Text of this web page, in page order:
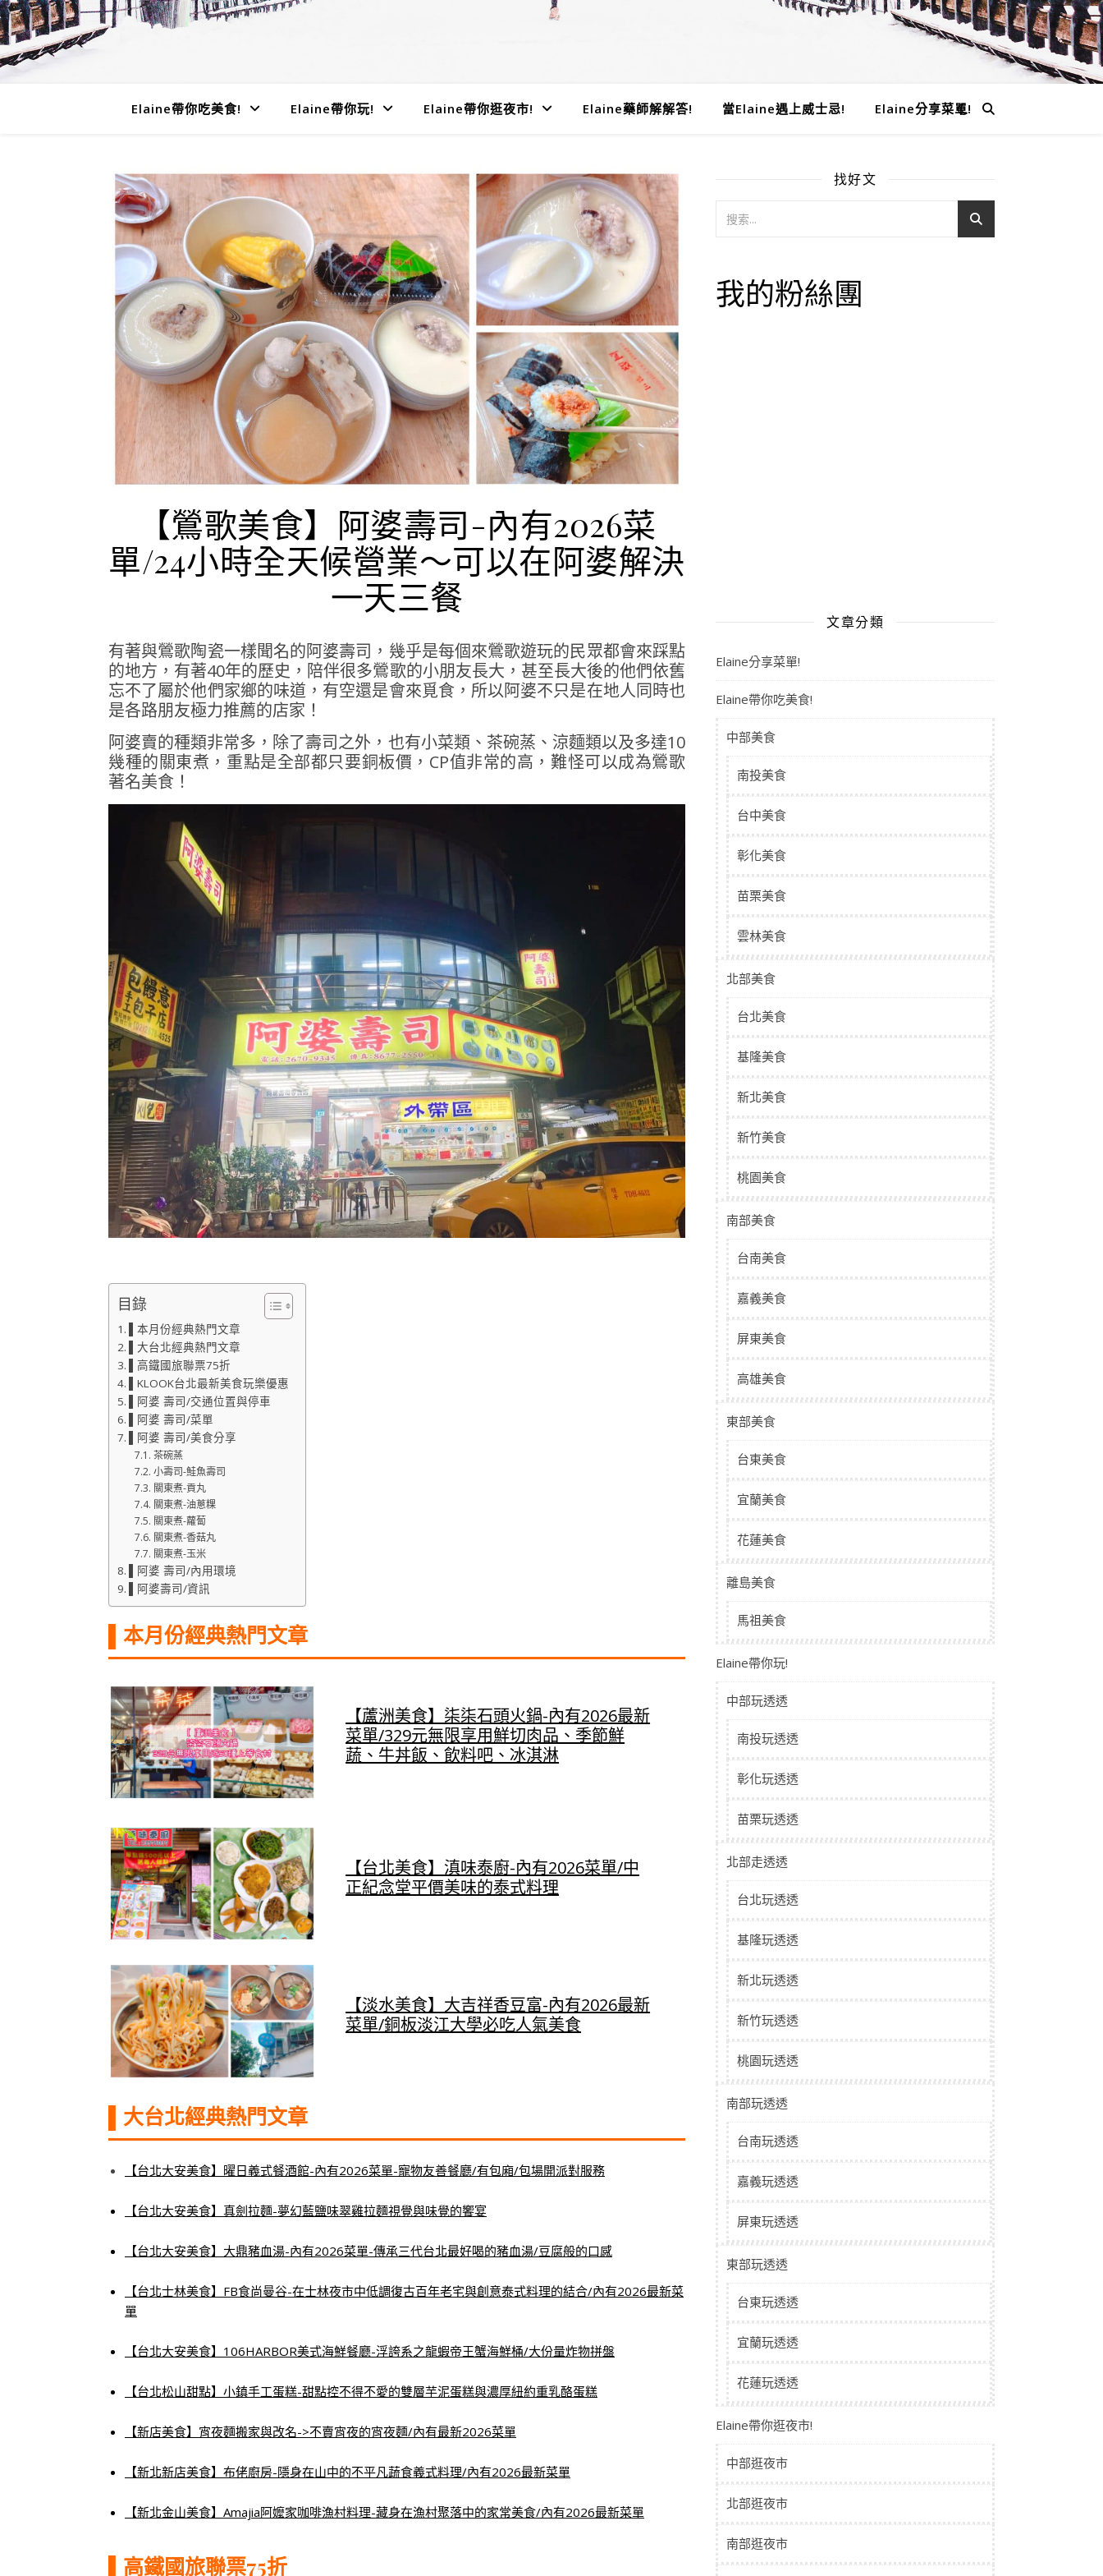
Elaine帶你吃美食! Elaine帶你玩! Elaine帶你逛夜市! Elaine藥師解解答! 當Elaine遇上威士忌! Elaine分享菜單!
【鶯歌美食】阿婆壽司-內有2026菜
單/24小時全天候營業～可以在阿婆解決
一天三餐
有著與鶯歌陶瓷一樣聞名的阿婆壽司，幾乎是每個來鶯歌遊玩的民眾都會來踩點
的地方，有著40年的歷史，陪伴很多鶯歌的小朋友長大，甚至長大後的他們依舊
忘不了屬於他們家鄉的味道，有空還是會來覓食，所以阿婆不只是在地人同時也
是各路朋友極力推薦的店家！
阿婆賣的種類非常多，除了壽司之外，也有小菜類、茶碗蒸、涼麵類以及多達10
幾種的關東煮，重點是全部都只要銅板價，CP值非常的高，難怪可以成為鶯歌
著名美食！
目錄
▌本月份經典熱門文章
▌大台北經典熱門文章
▌高鐵國旅聯票75折
▌KLOOK台北最新美食玩樂優惠
▌阿婆 壽司/交通位置與停車
▌阿婆 壽司/菜單
▌阿婆 壽司/美食分享
茶碗蒸
小壽司-鮭魚壽司
關東煮-貢丸
關東煮-油蔥粿
關東煮-蘿蔔
關東煮-香菇丸
關東煮-玉米
▌阿婆 壽司/內用環境
▌阿婆壽司/資訊
▌本月份經典熱門文章
【蘆洲美食】柒柒石頭火鍋-內有2026最新
菜單/329元無限享用鮮切肉品、季節鮮
蔬、牛丼飯、飲料吧、冰淇淋
【台北美食】滇味泰廚-內有2026菜單/中
正紀念堂平價美味的泰式料理
【淡水美食】大吉祥香豆富-內有2026最新
菜單/銅板淡江大學必吃人氣美食
▌大台北經典熱門文章
【台北大安美食】曜日義式餐酒館-內有2026菜單-寵物友善餐廳/有包廂/包場開派對服務
【台北大安美食】真劍拉麵-夢幻藍鹽味翠雞拉麵視覺與味覺的饗宴
【台北大安美食】大鼎豬血湯-內有2026菜單-傳承三代台北最好喝的豬血湯/豆腐般的口感
【台北士林美食】FB食尚曼谷-在士林夜市中低調復古百年老宅與創意泰式料理的結合/內有2026最新菜
單
【台北大安美食】106HARBOR美式海鮮餐廳-浮誇系之龍蝦帝王蟹海鮮桶/大份量炸物拼盤
【台北松山甜點】小鎮手工蛋糕-甜點控不得不愛的雙層芋泥蛋糕與濃厚紐約重乳酪蛋糕
【新店美食】宵夜麵搬家與改名->不賣宵夜的宵夜麵/內有最新2026菜單
【新北新店美食】布佬廚房-隱身在山中的不平凡蔬食義式料理/內有2026最新菜單
【新北金山美食】Amajia阿嬤家咖啡漁村料理-藏身在漁村聚落中的家常美食/內有2026最新菜單
▌高鐵國旅聯票75折
找好文
我的粉絲團
文章分類
Elaine分享菜單!
Elaine帶你吃美食!
中部美食
南投美食
台中美食
彰化美食
苗栗美食
雲林美食
北部美食
台北美食
基隆美食
新北美食
新竹美食
桃園美食
南部美食
台南美食
嘉義美食
屏東美食
高雄美食
東部美食
台東美食
宜蘭美食
花蓮美食
離島美食
馬祖美食
Elaine帶你玩!
中部玩透透
南投玩透透
彰化玩透透
苗栗玩透透
北部走透透
台北玩透透
基隆玩透透
新北玩透透
新竹玩透透
桃園玩透透
南部玩透透
台南玩透透
嘉義玩透透
屏東玩透透
東部玩透透
台東玩透透
宜蘭玩透透
花蓮玩透透
Elaine帶你逛夜市!
中部逛夜市
北部逛夜市
南部逛夜市